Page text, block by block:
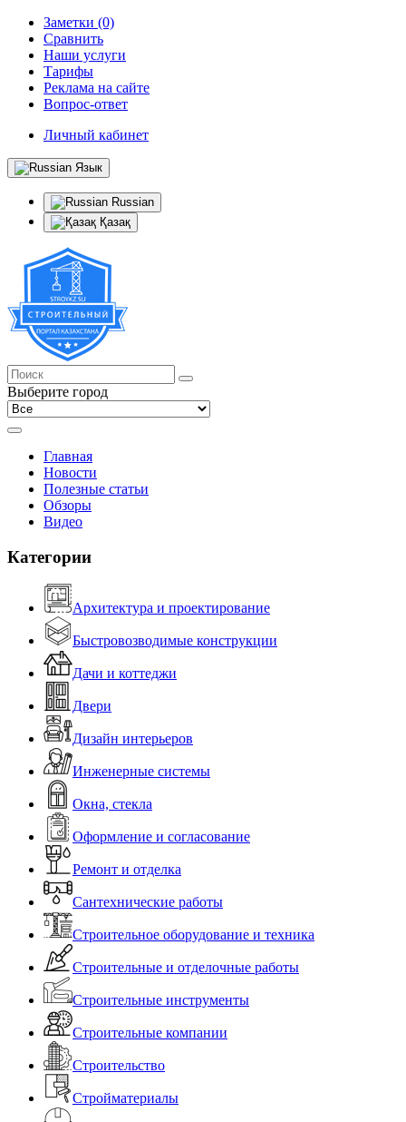
Заметки (0)
Сравнить
Наши услуги
Тарифы
Реклама на сайте
Вопрос-ответ
Личный кабинет
Язык
Russian
Қазақ
Выберите город
Главная
Новости
Полезные статьи
Обзоры
Видео
Категории
Архитектура и проектирование
Быстровозводимые конструкции
Дачи и коттеджи
Двери
Дизайн интерьеров
Инженерные системы
Окна, стекла
Оформление и согласование
Ремонт и отделка
Сантехнические работы
Строительное оборудование и техника
Строительные и отделочные работы
Строительные инструменты
Строительные компании
Строительство
Стройматериалы